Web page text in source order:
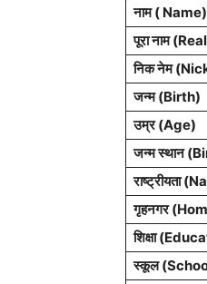
नाम ( Name)
पूरा नाम
निक नेम
जन्म (Birth)
उम्र (Age)
जन्म स्थान
राष्ट्रीयता
गृहनगर
शिक्षा
स्कूल